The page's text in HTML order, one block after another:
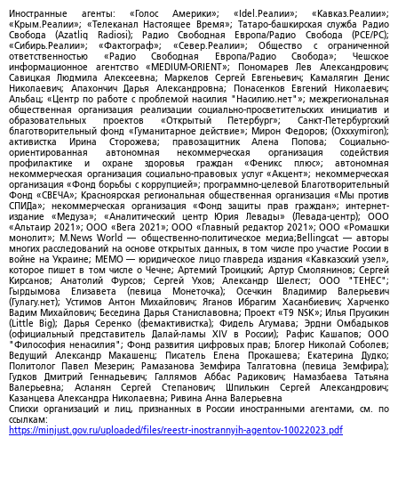
Иностранные агенты: «Голос Америки»; «Idel.Реалии»; «Кавказ.Реалии»;
«Крым.Реалии»; «Телеканал Настоящее Время»; Татаро-башкирская служба Радио
Свобода (Azatliq Radiosi); Радио Свободная Европа/Радио Свобода (PCE/PC);
«Сибирь.Реалии»; «Фактограф»; «Север.Реалии»; Общество с ограниченной
ответственностью «Радио Свободная Европа/Радио Свобода»; Чешское
информационное агентство «MEDIUM-ORIENT»; Пономарев Лев Александрович;
Савицкая Людмила Алексеевна; Маркелов Сергей Евгеньевич; Камалягин Денис
Николаевич; Апахончич Дарья Александровна; Понасенков Евгений Николаевич;
Альбац; «Центр по работе с проблемой насилия "Насилию.нет"»; межрегиональная
общественная организация реализации социально-просветительских инициатив и
образовательных проектов «Открытый Петербург»; Санкт-Петербургский
благотворительный фонд «Гуманитарное действие»; Мирон Федоров; (Oxxxymiron);
активистка Ирина Сторожева; правозащитник Алена Попова; Социально-
ориентированная автономная некоммерческая организация содействия
профилактике и охране здоровья граждан «Феникс плюс»; автономная
некоммерческая организация социально-правовых услуг «Акцент»; некоммерческая
организация «Фонд борьбы с коррупцией»; программно-целевой Благотворительный
Фонд «СВЕЧА»; Красноярская региональная общественная организация «Мы против
СПИДа»; некоммерческая организация «Фонд защиты прав граждан»; интернет-
издание «Медуза»; «Аналитический центр Юрия Левады» (Левада-центр); ООО
«Альтаир 2021»; ООО «Вега 2021»; ООО «Главный редактор 2021»; ООО «Ромашки
монолит»; M.News World — общественно-политическое медиа;Bellingcat — авторы
многих расследований на основе открытых данных, в том числе про участие России в
войне на Украине; МЕМО — юридическое лицо главреда издания «Кавказский узел»,
которое пишет в том числе о Чечне; Артемий Троицкий; Артур Смолянинов; Сергей
Кирсанов; Анатолий Фурсов; Сергей Ухов; Александр Шелест; ООО "ТЕНЕС";
Гырдымова Елизавета (певица Монеточка); Осечкин Владимир Валерьевич
(Гулагу.нет); Устимов Антон Михайлович; Яганов Ибрагим Хасанбиевич; Харченко
Вадим Михайлович; Беседина Дарья Станиславовна; Проект «T9 NSK»; Илья Прусикин
(Little Big); Дарья Серенко (фемактивистка); Фидель Агумава; Эрдни Омбадыков
(официальный представитель Далай-ламы XIV в России); Рафис Кашапов; ООО
"Философия ненасилия"; Фонд развития цифровых прав; Блогер Николай Соболев;
Ведущий Александр Макашенц; Писатель Елена Прокашева; Екатерина Дудко;
Политолог Павел Мезерин; Рамазанова Земфира Талгатовна (певица Земфира);
Гудков Дмитрий Геннадьевич; Галлямов Аббас Радикович; Намазбаева Татьяна
Валерьевна; Асланян Сергей Степанович; Шпилькин Сергей Александрович;
Казанцева Александра Николаевна; Ривина Анна Валерьевна
Списки организаций и лиц, признанных в России иностранными агентами, см. по
ссылкам:
https://minjust.gov.ru/uploaded/files/reestr-inostrannyih-agentov-10022023.pdf